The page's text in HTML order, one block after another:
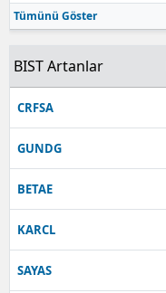
Tümünü Göster
BIST Artanlar
CRFSA
GUNDG
BETAE
KARCL
SAYAS